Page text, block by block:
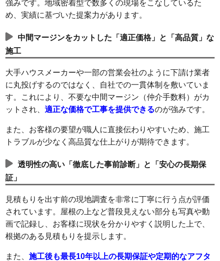
強みです。地域密着型で数多くの現場をこなしているた
め、実績に基づいた提案力があります。
中間マージンをカットした「適正価格」と「高品質」な
施工
大手ハウスメーカーや一部の営業会社のように下請け業者
に丸投げするのではなく、自社での一貫体制を敷いていま
す。これにより、不要な中間マージン（仲介手数料）がカ
ットされ、適正な価格で工事を提供できるのが強みです。
また、お客様の要望が職人に直接伝わりやすいため、施工
トラブルが少なく高品質な仕上がりが期待できます。
透明性の高い「徹底した事前診断」と「安心の長期保
証」
見積もりを出す前の現地調査を非常に丁寧に行う点が評価
されています。屋根の上など普段見えない部分も写真や動
画で記録し、お客様に現状を分かりやすく説明した上で、
根拠のある見積もりを提示します。
また、施工後も最長10年以上の長期保証や定期的なアフタ